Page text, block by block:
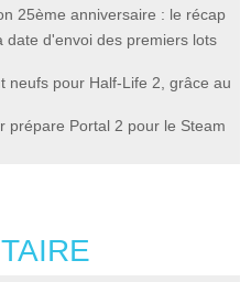
25ème anniversaire : le récap
date d'envoi des premiers lots
neufs pour Half-Life 2, grâce au
prépare Portal 2 pour le Steam